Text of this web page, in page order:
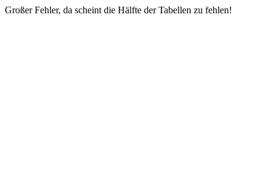
Großer Fehler, da scheint die Hälfte der Tabellen zu fehlen!